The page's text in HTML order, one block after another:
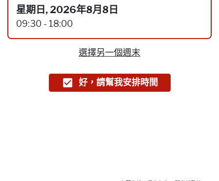
星期日, 2026年8月8日
09:30 - 18:00
選擇另一個週末
好，請幫我安排時間